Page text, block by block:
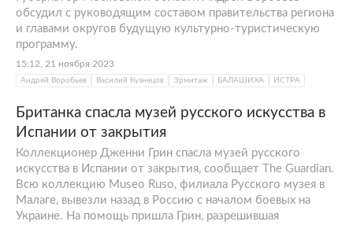
обсудил с руководящим составом правительства региона
и главами округов будущую культурно-туристическую
программу.
15:12, 21 ноября 2023
Андрей Воробьев Василий Кузнецов Эрмитаж БАЛАШИХА ИСТРА
Британка спасла музей русского искусства в
Испании от закрытия
Коллекционер Дженни Грин спасла музей русского
искусства в Испании от закрытия, сообщает The Guardian.
Всю коллекцию Museo Ruso, филиала Русского музея в
Малаге, вывезли назад в Россию с началом боевых на
Украине. На помощь пришла Грин, разрешившая